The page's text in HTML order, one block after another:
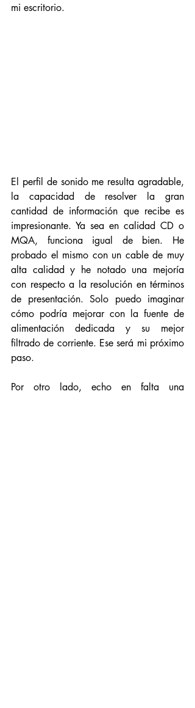
mi escritorio.
El perfil de sonido me resulta agradable,
la capacidad de resolver la gran
cantidad de información que recibe es
impresionante. Ya sea en calidad CD o
MQA, funciona igual de bien. He
probado el mismo con un cable de muy
alta calidad y he notado una mejoría
con respecto a la resolución en términos
de presentación. Solo puedo imaginar
cómo podría mejorar con la fuente de
alimentación dedicada y su mejor
filtrado de corriente. Ese será mi próximo
paso.
Por otro lado, echo en falta una